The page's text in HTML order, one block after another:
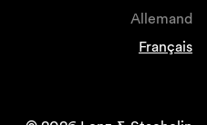
Allemand
Français